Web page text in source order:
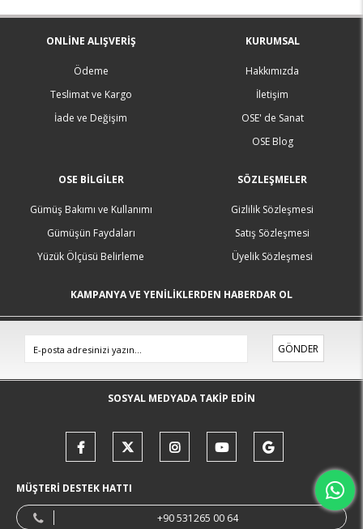
ONLINE ALIŞVERIŞ
Ödeme
Teslimat ve Kargo
İade ve Değişim
KURUMSAL
Hakkımızda
İletişim
OSE' de Sanat
OSE Blog
OSE BILGILER
Gümüş Bakımı ve Kullanımı
Gümüşün Faydaları
Yüzük Ölçüsü Belirleme
SÖZLEŞMELER
Gizlilik Sözleşmesi
Satış Sözleşmesi
Üyelik Sözleşmesi
KAMPANYA VE YENİLİKLERDEN HABERDAR OL
GÖNDER
SOSYAL MEDYADA TAKİP EDİN
MÜŞTERİ DESTEK HATTI
+90 531265 00 64